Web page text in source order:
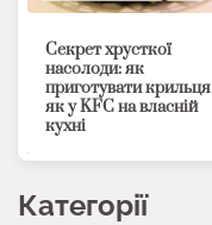
Секрет хрусткої
насолоди: як
приготувати крильця
як у KFC на власній
кухні
Категорії